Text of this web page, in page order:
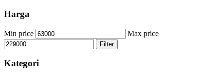
Harga
Min price Max price
Filter
Kategori